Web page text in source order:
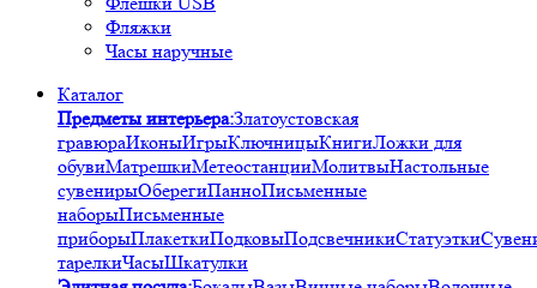
Фляжки
Часы наручные
Каталог
Предметы интерьера:Златоустовская
гравюраИконыИгрыКлючницыКнигиЛожки для
обувиМатрешкиМетеостанцииМолитвыНастольные
сувенирыОберегиПанноПисьменные
наборыПисьменные
приборыПлакеткиПодковыПодсвечникиСтатуэтки
тарелкиЧасыШкатулки